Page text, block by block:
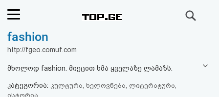
რეიტინგი
ფოსტა
fashion
http://fgeo.comuf.com
მხოლოდ fashion. მიეცით ხმა ყველაზე ლამაზს.
კატეგორია: კულტურა, ხელოვნება, ლიტერატურა,
ისტორია